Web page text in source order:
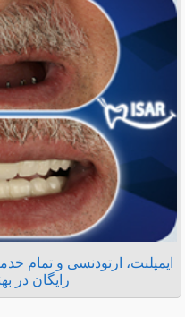
ایمپلنت، ارتودنسی و تمام
رایگان در